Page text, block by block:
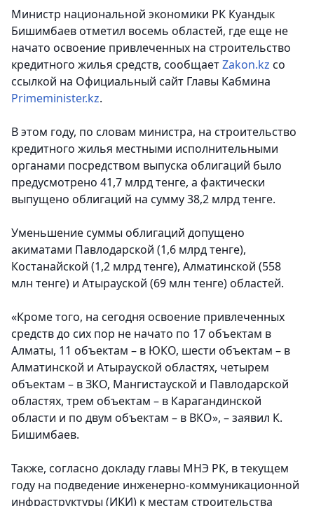
Министр национальной экономики РК Куандык
Бишимбаев отметил восемь областей, где еще не
начато освоение привлеченных на строительство
кредитного жилья средств, сообщаетZakon.kz со
ссылкой на Официальный сайт Главы Кабмина
Primeminister.kz.
В этом году, по словам министра, на строительство
кредитного жилья местными исполнительными
органами посредством выпуска облигаций было
предусмотрено 41,7 млрд тенге, а фактически
выпущено облигаций на сумму 38,2 млрд тенге.
Уменьшение суммы облигаций допущено
акиматами Павлодарской (1,6 млрд тенге),
Костанайской (1,2 млрд тенге), Алматинской (558
млн тенге) и Атырауской (69 млн тенге) областей.
«Кроме того, на сегодня освоение привлеченных
средств до сих пор не начато по 17 объектам в
Алматы, 11 объектам – в ЮКО, шести объектам – в
Алматинской и Атырауской областях, четырем
объектам – в ЗКО, Мангистауской и Павлодарской
областях, трем объектам – в Карагандинской
области и по двум объектам – в ВКО», – заявил К.
Бишимбаев.
Также, согласно докладу главы МНЭ РК, в текущем
году на подведение инженерно-коммуникационной
инфраструктуры (ИКИ) к местам строительства